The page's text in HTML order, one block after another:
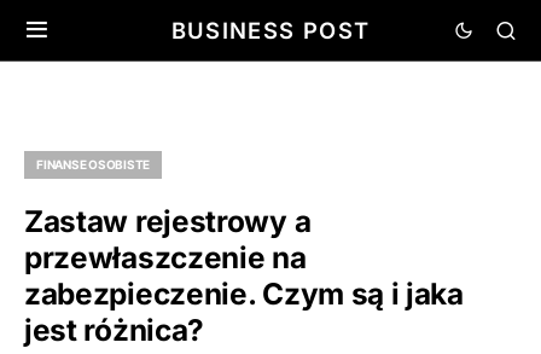
BUSINESS POST
FINANSE OSOBISTE
Zastaw rejestrowy a
przewłaszczenie na
zabezpieczenie. Czym są i jaka
jest różnica?